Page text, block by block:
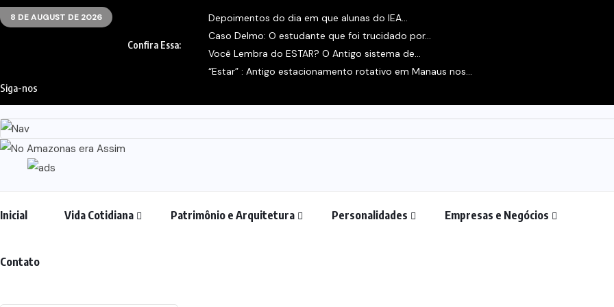
8 DE AUGUST DE 2026
Confira Essa:
Depoimentos do dia em que alunas do IEA...
Caso Delmo: O estudante que foi trucidado por...
Você Lembra do ESTAR? O Antigo sistema de...
“Estar” : Antigo estacionamento rotativo em Manaus nos...
Siga-nos
Inicial Vida Cotidiana Patrimônio e Arquitetura Personalidades Empresas e Negócios
Contato